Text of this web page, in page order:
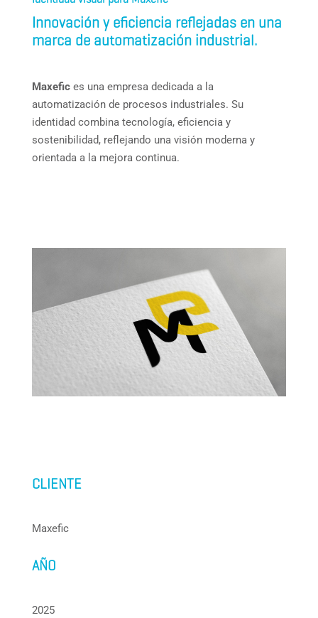
Innovación y eficiencia reflejadas en una
marca de automatización industrial.
Maxefices una empresa dedicada a la
automatización de procesos industriales. Su
identidad combina tecnología, eficiencia y
sostenibilidad, reflejando una visión moderna y
orientada a la mejora continua.
CLIENTE
Maxefic
AÑO
2025